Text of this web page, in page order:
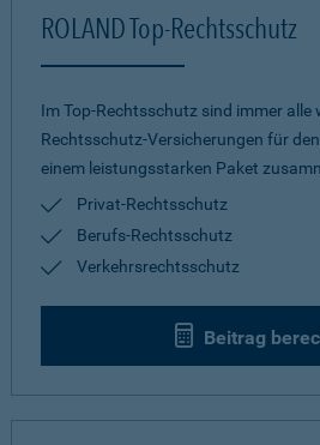
ROLAND Top-Rechtsschutz
Im Top-Rechtsschutz sind immer alle
Rechtsschutz-Versicherungen für
einem leistungsstarken Paket
Privat-Rechtsschutz
Berufs-Rechtsschutz
Verkehrsrechtsschutz
Beitrag